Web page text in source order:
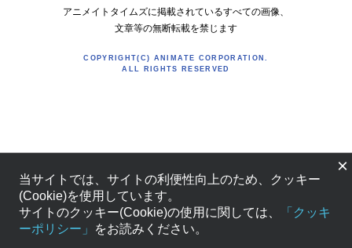
アニメイトタイムズに掲載されているすべての画像、
文章等の無断転載を禁じます
COPYRIGHT(C) ANIMATE CORPORATION.
ALL RIGHTS RESERVED
×
当サイトでは、サイトの利便性向上のため、クッキー
(Cookie)を使用しています。
サイトのクッキー(Cookie)の使用に関しては、
「クッキ
ーポリシー」
をお読みください。